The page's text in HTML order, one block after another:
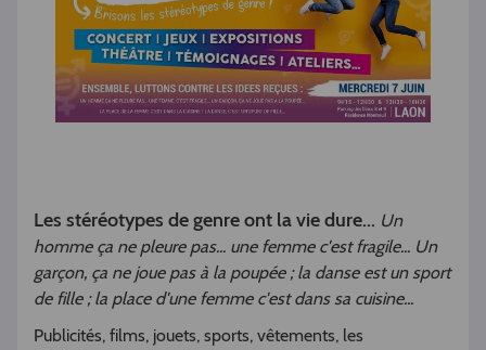
Les stéréotypes de genre ont la vie dure... Un
homme ça ne pleure pas... une femme c'est fragile... Un
garçon, ça ne joue pas à la poupée ; la danse est un sport
de fille ; la place d'une femme c'est dans sa cuisine...
Publicités, films, jouets, sports, vêtements, les